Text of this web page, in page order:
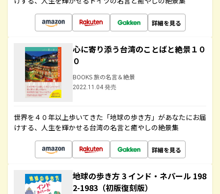
詳細を見る
心に寄り添う台湾のことばと絶景１０
０
BOOKS 旅の名言＆絶景
2022.11.04 発売
世界を４０年以上歩いてきた「地球の歩き方」があなたにお届
けする、人生を輝かせる台湾の名言と癒やしの絶景集
詳細を見る
地球の歩き方 3 インド・ネパール 198
2-1983（初版復刻版）